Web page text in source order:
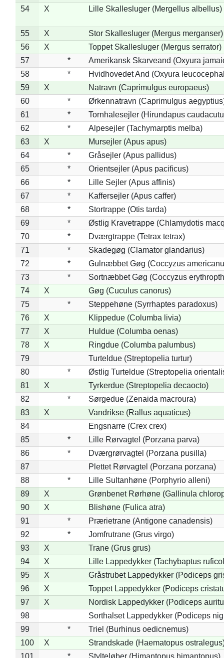
54
X Lille Skallesluger (Mergellus albellus)
55 X
Stor Skallesluger (Mergus merganser)
56
X
Toppet Skallesluger (Mergus serrator)
57
*
Amerikansk Skarveand (Oxyura
58
*
Hvidhovedet And (Oxyura
59
X
Natravn (Caprimulgus europaeus)
60
*
Ørkennatravn (Caprimulgus
61
*
Tornhalesejler (Hirundapus
62
*
Alpesejler (Tachymarptis melba)
63
X
Mursejler (Apus apus)
64
*
Gråsejler (Apus pallidus)
65
*
Orientsejler (Apus pacificus)
66
*
Lille Sejler (Apus affinis)
67
*
Kaffersejler (Apus caffer)
68
*
Stortrappe (Otis tarda)
69
*
Østlig Kravetrappe (Chlamydotis
70
*
Dværgtrappe (Tetrax tetrax)
71
*
Skadegøg (Clamator glandarius)
72
*
Gulnæbbet Gøg (Coccyzus
73
*
Sortnæbbet Gøg (Coccyzus
74
X
Gøg (Cuculus canorus)
75
*
Steppehøne (Syrrhaptes paradoxus)
76
X
Klippedue (Columba livia)
77
X
Huldue (Columba oenas)
78
X
Ringdue (Columba palumbus)
79
Turteldue (Streptopelia turtur)
80
*
Østlig Turteldue (Streptopelia
81
X
Tyrkerdue (Streptopelia decaocto)
82
*
Sørgedue (Zenaida macroura)
83
X
Vandrikse (Rallus aquaticus)
84
Engsnarre (Crex crex)
85
*
Lille Rørvagtel (Porzana parva)
86
*
Dværgrørvagtel (Porzana pusilla)
87
Plettet Rørvagtel (Porzana porzana)
88
*
Lille Sultanhøne (Porphyrio alleni)
89
X
Grønbenet Rørhøne (Gallinula
90
X
Blishøne (Fulica atra)
91
*
Prærietrane (Antigone canadensis)
92
*
Jomfrutrane (Grus virgo)
93
X
Trane (Grus grus)
94
X
Lille Lappedykker (Tachybaptus
95
X
Gråstrubet Lappedykker (Podiceps
96
X
Toppet Lappedykker (Podiceps
97
X
Nordisk Lappedykker (Podiceps
98
Sorthalset Lappedykker (Podiceps
99
*
Triel (Burhinus oedicnemus)
100
X
Strandskade (Haematopus
101
* Stylteløber (Himantopus himantopus)